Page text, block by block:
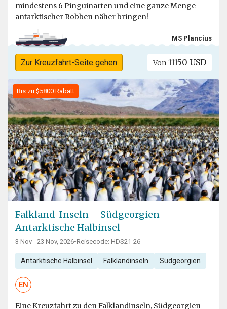
mindestens 6 Pinguinarten und eine ganze Menge
antarktischer Robben näher bringen!
MS Plancius
Zur Kreuzfahrt-Seite gehen Von 11150 USD
Bis zu $5800 Rabatt
Falkland-Inseln – Südgeorgien –
Antarktische Halbinsel
3 Nov - 23 Nov, 2026•Reisecode: HDS21-26
Antarktische Halbinsel Falklandinseln Südgeorgien
EN
Eine Kreuzfahrt zu den Falklandinseln, Südgeorgien